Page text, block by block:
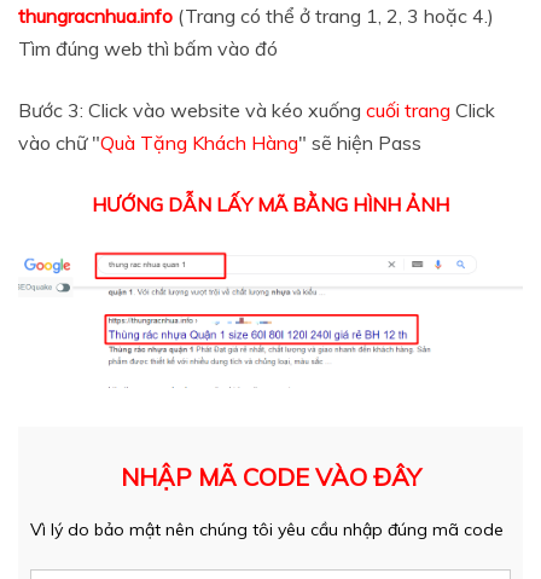
thungracnhua.info (Trang có thể ở trang 1, 2, 3 hoặc 4.)
Tìm đúng web thì bấm vào đó
Bước 3: Click vào website và kéo xuống cuối trang Click
vào chữ "Quà Tặng Khách Hàng" sẽ hiện Pass
HƯỚNG DẪN LẤY MÃ BẰNG HÌNH ẢNH
NHẬP MÃ CODE VÀO ĐÂY
Vì lý do bảo mật nên chúng tôi yêu cầu nhập đúng mã code